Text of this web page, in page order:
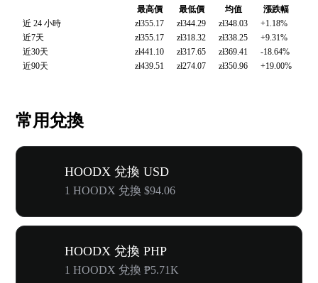
最高價 最低價 均值
漲跌幅
近 24 小時
zł355.17 zł344.29 zł348.03
+1.18%
近7天
zł355.17 zł318.32 zł338.25
+9.31%
近30天
zł441.10 zł317.65 zł369.41
-18.64%
近90天
zł439.51 zł274.07 zł350.96 +19.00%
常用兌換
HOODX 兌換 USD
1 HOODX 兌換 $94.06
HOODX 兌換 PHP
1 HOODX 兌換 ₱5.71K